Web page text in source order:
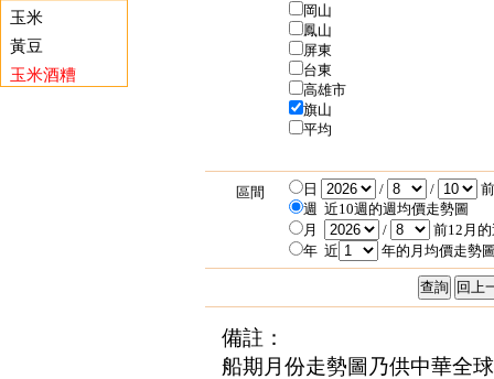
玉米
黃豆
玉米酒糟
岡山
鳳山
屏東
台東
高雄市
旗山
平均
區間 日 / /
週 近10週的週均價走勢圖
月
/
前12月
年近 年的月均價走勢
備註：
船期月份走勢圖乃供中華全